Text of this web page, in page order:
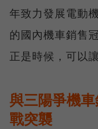
年致力發展電動
的國內機車銷售
正是時候，可以
與三陽爭機
戰突襲